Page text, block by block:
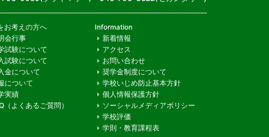
お考えの方へ
会行事
試験について
試験について
金について
について
実績
（よくあるご質問）
Information
新着情報
アクセス
お問い合わせ
奨学金制度について
学校いじめ防止基本方針
個人情報保護方針
ソーシャルメディアポリシー
学校評価
学則・教育課程表